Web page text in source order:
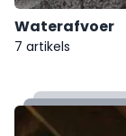
Waterafvoer
7 artikels